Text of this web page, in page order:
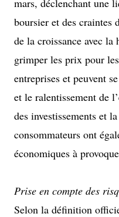
mars, déclenchant une
boursier et des
de la croissance avec
grimper les prix pour
entreprises et peuvent
et le ralentissement de
des investissements et
consommateurs ont
économiques à
Prise en compte des
Selon la définition